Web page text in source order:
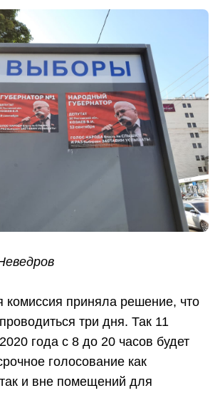
комиссия приняла решение, что
три дня. Так 11
года с 8 до 20 часов будет
голосование как
и вне помещений для